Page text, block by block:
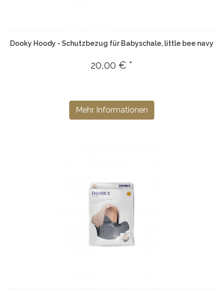
Dooky Hoody - Schutzbezug für Babyschale, little bee navy
20,00 € *
Mehr Informationen